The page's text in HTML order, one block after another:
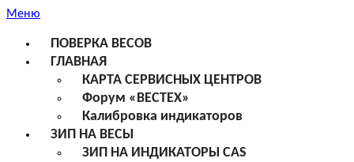
Меню
ПОВЕРКА ВЕСОВ
ГЛАВНАЯ
КАРТА СЕРВИСНЫХ ЦЕНТРОВ
Форум «ВЕСТЕХ»
Калибровка индикаторов
ЗИП НА ВЕСЫ
ЗИП НА ИНДИКАТОРЫ CAS